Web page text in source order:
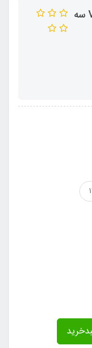
دوربین خورشیدی هیولا مدل V380PRO سه